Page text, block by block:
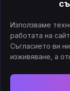
Използваме
работата на
Съгласието ви
изживяване, а
Евтиният
повторна
редизайн,
достъпи.